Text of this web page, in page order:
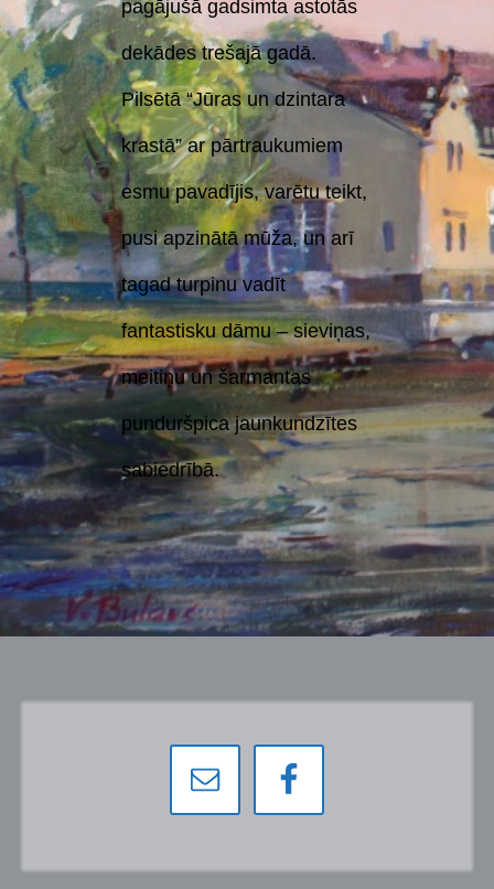
pagājušā gadsimta astotās
dekādes trešajā gadā.
Pilsētā “Jūras un dzintara
krastā” ar pārtraukumiem
esmu pavadījis, varētu teikt,
pusi apzinātā mūža, un arī
tagad turpinu vadīt
fantastisku dāmu – sieviņas,
meitiņu un šarmantas
punduršpica jaunkundzītes
sabiedrībā.